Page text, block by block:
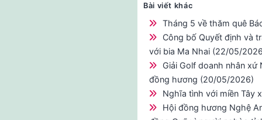
Bài viết khác
Tháng 5 về thăm quê
Công bố Quyết định và
với bia Ma Nhai (22/05/
Giải Golf doanh nhân
đồng hương (20/05/2026)
Nghĩa tình với miền Tây
Hội đồng hương Nghệ